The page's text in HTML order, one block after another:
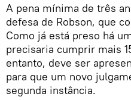
A pena mínima de três
defesa de Robson, que
Como já está preso há
precisaria cumprir mais
entanto, deve ser
para que um novo
segunda instância.